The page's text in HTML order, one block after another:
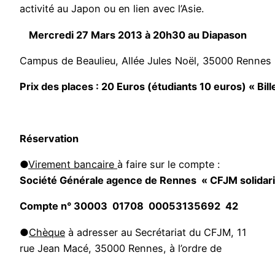
activité au Japon ou en lien avec l’Asie.
Mercredi 27 Mars 2013 à 20h30 au Diapason
Campus de Beaulieu, Allée Jules Noël, 35000 Rennes
Prix des places : 20 Euros (étudiants 10 euros) «
Réservation
●Virement bancaire à faire sur le compte :
Société Générale agence de Rennes « CFJM
Compte n° 30003 01708 00053135692 42
●Chèque à adresser au Secrétariat du CFJM, 11
rue Jean Macé, 35000 Rennes, à l’ordre de